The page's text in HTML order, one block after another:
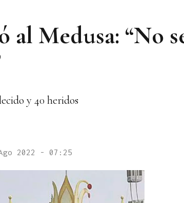
al Medusa: “No
y 40 heridos
2022 - 07:25